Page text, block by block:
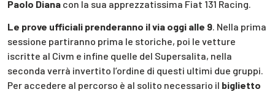
Paolo Diana con la sua apprezzatissima Fiat 131 Racing.
Le prove ufficiali prenderanno il via oggi alle 9. Nella prima
sessione partiranno prima le storiche, poi le vetture
iscritte al Civm e infine quelle del Supersalita, nella
seconda verrà invertito l’ordine di questi ultimi due gruppi.
Per accedere al percorso è al solito necessario il biglietto